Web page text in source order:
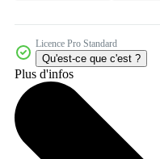
Licence Pro Standard
Qu'est-ce que c'est ?
Plus d'infos